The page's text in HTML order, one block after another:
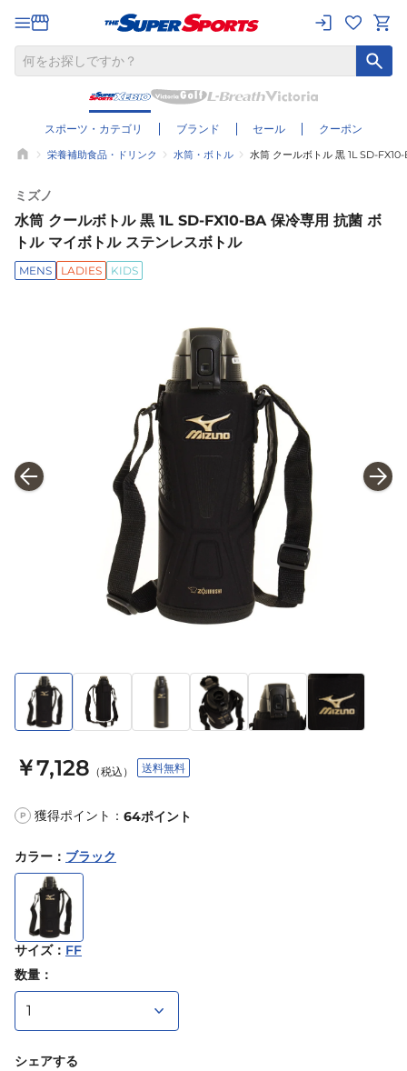
スポーツ・カテゴリ ブランド セール クーポン
栄養補助食品・ドリンク 水筒・ボトル 水筒 クールボトル 黒 1L SD-
ミズノ
水筒 クールボトル 黒 1L SD-FX10-BA 保冷専用 抗菌 ボ
トル マイボトル ステンレスボトル
MENS LADIES KIDS
￥7,128 （税込） 送料無料
P 獲得ポイント： 64ポイント
カラー ： ブラック
サイズ： FF
数量：
シェアする